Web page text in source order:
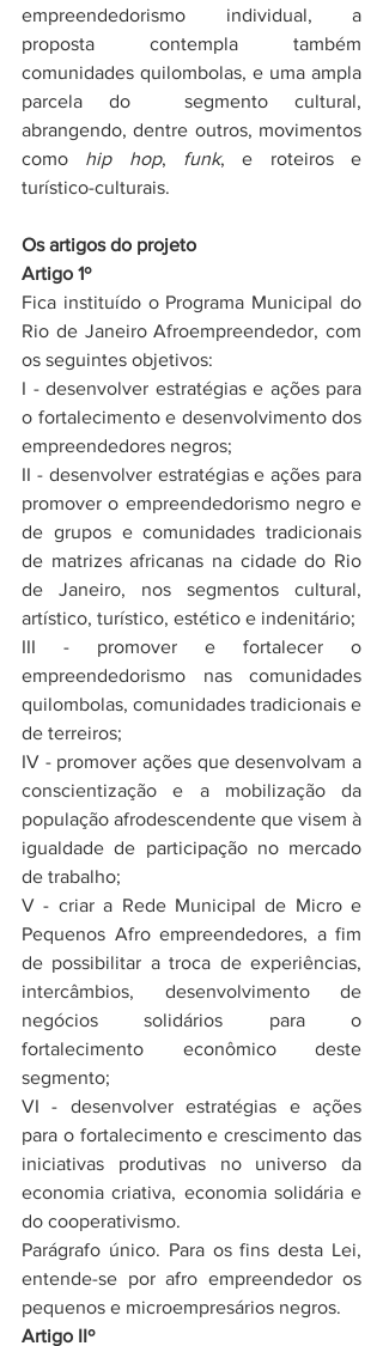
empreendedorismo individual, a
proposta contempla também
comunidades quilombolas, e uma ampla
parcela do  segmento cultural,
abrangendo, dentre outros, movimentos
como hip hop, funk, e roteiros e
turístico-culturais.
Os artigos do projeto
Artigo 1º
Fica instituído o Programa Municipal do
Rio de Janeiro Afroempreendedor, com
os seguintes objetivos:
I - desenvolver estratégias e ações para
o fortalecimento e desenvolvimento dos
empreendedores negros;
II - desenvolver estratégias e ações para
promover o empreendedorismo negro e
de grupos e comunidades tradicionais
de matrizes africanas na cidade do Rio
de Janeiro, nos segmentos cultural,
artístico, turístico, estético e indenitário;
III - promover e fortalecer o
empreendedorismo nas comunidades
quilombolas, comunidades tradicionais e
de terreiros;
IV - promover ações que desenvolvam a
conscientização e a mobilização da
população afrodescendente que visem à
igualdade de participação no mercado
de trabalho;
V - criar a Rede Municipal de Micro e
Pequenos Afro empreendedores, a fim
de possibilitar a troca de experiências,
intercâmbios, desenvolvimento de
negócios solidários para o
fortalecimento econômico deste
segmento;
VI - desenvolver estratégias e ações
para o fortalecimento e crescimento das
iniciativas produtivas no universo da
economia criativa, economia solidária e
do cooperativismo.
Parágrafo único. Para os fins desta Lei,
entende-se por afro empreendedor os
pequenos e microempresários negros.
Artigo IIº